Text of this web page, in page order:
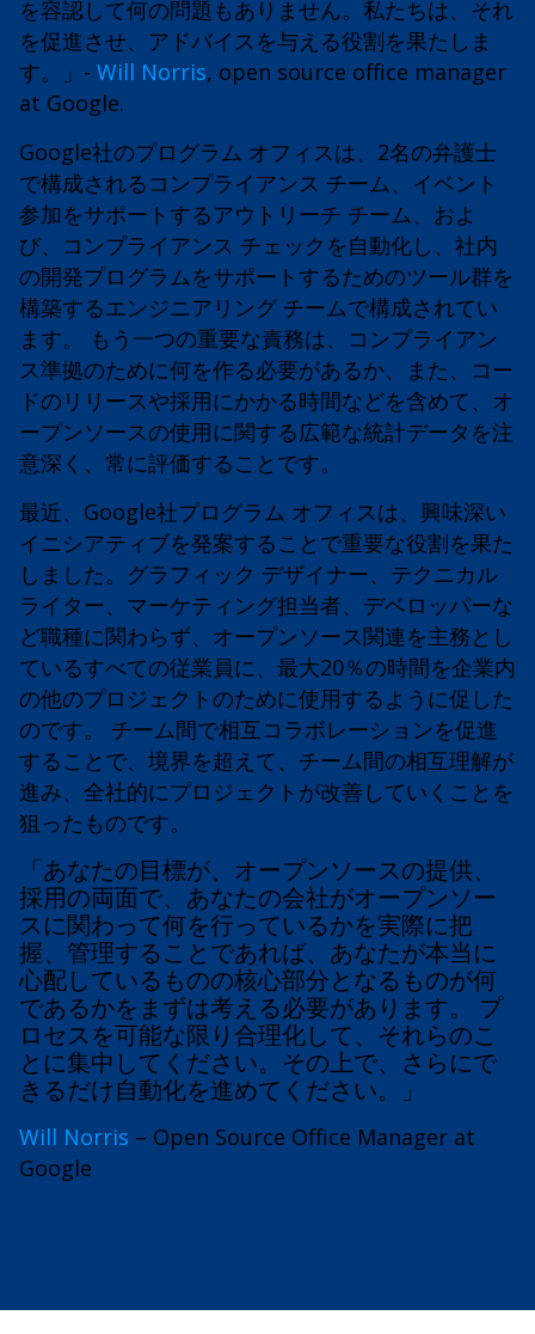
を容認して何の問題もありません。私たちは、それ
を促進させ、アドバイスを与える役割を果たしま
す。」- Will Norris, open source office manager
at Google.
Google社のプログラム オフィスは、2名の弁護士
で構成されるコンプライアンス チーム、イベント
参加をサポートするアウトリーチ チーム、およ
び、コンプライアンス チェックを自動化し、社内
の開発プログラムをサポートするためのツール群を
構築するエンジニアリング チームで構成されてい
ます。 もう一つの重要な責務は、コンプライアン
ス準拠のために何を作る必要があるか、また、コー
ドのリリースや採用にかかる時間などを含めて、オ
ープンソースの使用に関する広範な統計データを注
意深く、常に評価することです。
最近、Google社プログラム オフィスは、興味深い
イニシアティブを発案することで重要な役割を果た
しました。グラフィック デザイナー、テクニカル
ライター、マーケティング担当者、デベロッパーな
ど職種に関わらず、オープンソース関連を主務とし
ているすべての従業員に、最大20％の時間を企業内
の他のプロジェクトのために使用するように促した
のです。 チーム間で相互コラボレーションを促進
することで、境界を超えて、チーム間の相互理解が
進み、全社的にプロジェクトが改善していくことを
狙ったものです。
「あなたの目標が、オープンソースの提供、
採用の両面で、あなたの会社がオープンソー
スに関わって何を行っているかを実際に把
握、管理することであれば、あなたが本当に
心配しているものの核心部分となるものが何
であるかをまずは考える必要があります。 プ
ロセスを可能な限り合理化して、それらのこ
とに集中してください。その上で、さらにで
きるだけ自動化を進めてください。」
Will Norris – Open Source Office Manager at
Google